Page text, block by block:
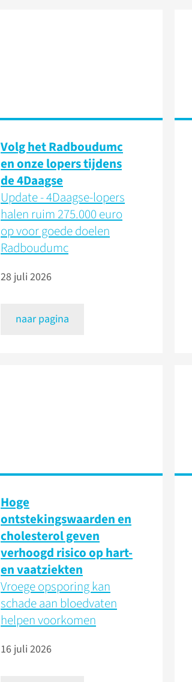
Volg het Radboudumc
en onze lopers tijdens
de 4Daagse
Update - 4Daagse-lopers
halen ruim 275.000 euro
op voor goede doelen
Radboudumc
28 juli 2026
naar pagina
Hoge
ontstekingswaarden en
cholesterol geven
verhoogd risico op hart-
en vaatziekten
Vroege opsporing kan
schade aan bloedvaten
helpen voorkomen
16 juli 2026